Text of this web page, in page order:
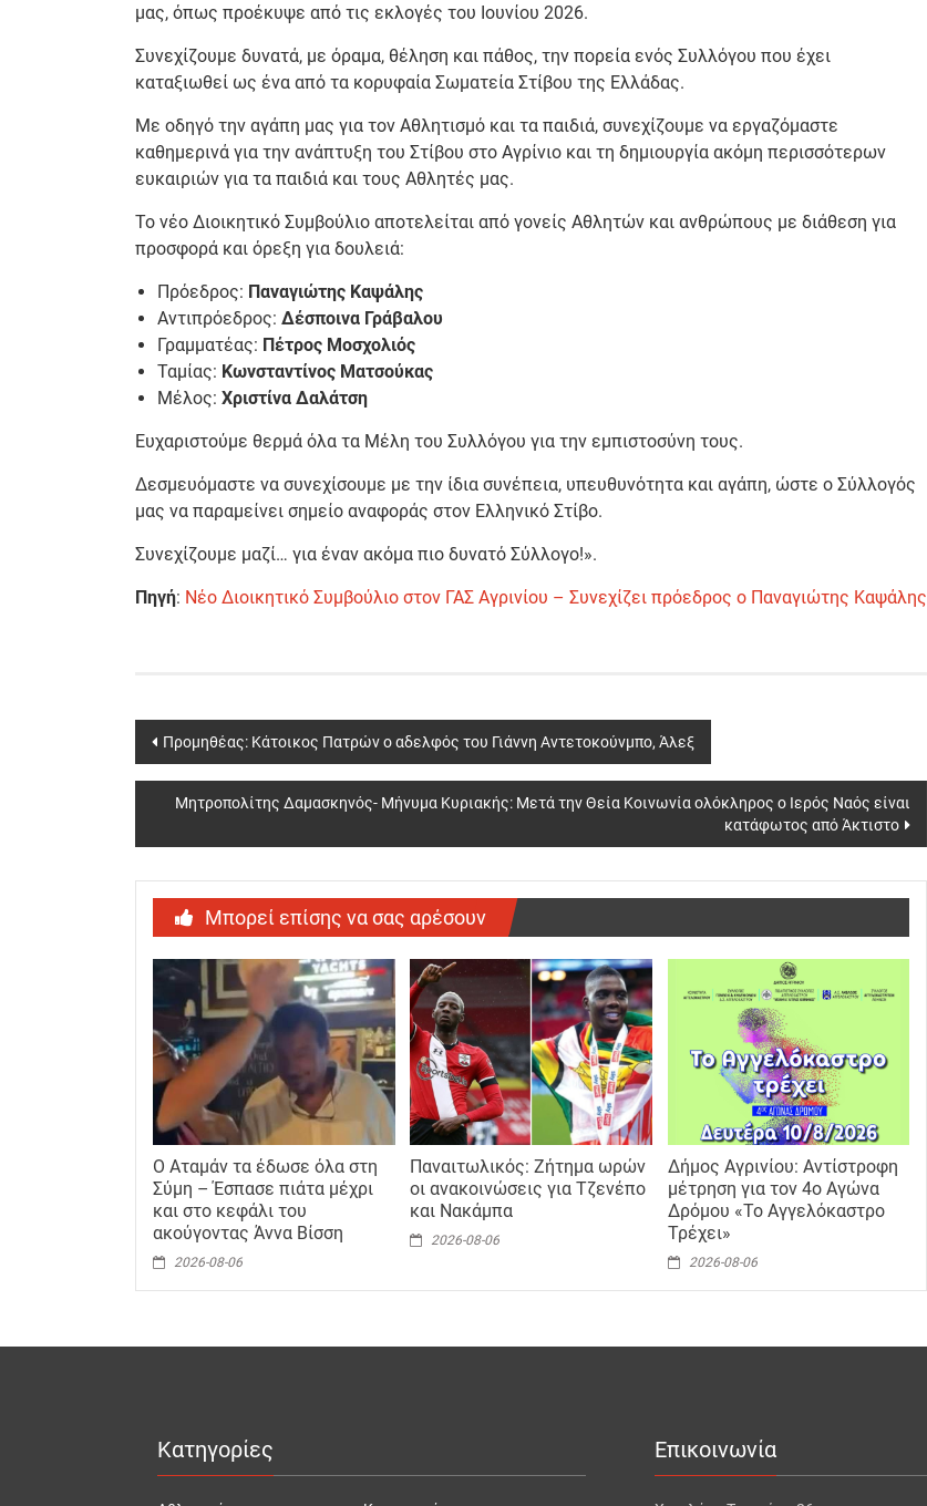
μας, όπως προέκυψε από τις εκλογές του Ιουνίου 2026.
Συνεχίζουμε δυνατά, με όραμα, θέληση και πάθος, την πορεία ενός Συλλόγου που έχει
καταξιωθεί ως ένα από τα κορυφαία Σωματεία Στίβου της Ελλάδας.
Με οδηγό την αγάπη μας για τον Αθλητισμό και τα παιδιά, συνεχίζουμε να εργαζόμαστε
καθημερινά για την ανάπτυξη του Στίβου στο Αγρίνιο και τη δημιουργία ακόμη περισσότερων
ευκαιριών για τα παιδιά και τους Αθλητές μας.
Το νέο Διοικητικό Συμβούλιο αποτελείται από γονείς Αθλητών και ανθρώπους με διάθεση για
προσφορά και όρεξη για δουλειά:
Πρόεδρος: Παναγιώτης Καψάλης
Αντιπρόεδρος: Δέσποινα Γράβαλου
Γραμματέας: Πέτρος Μοσχολιός
Ταμίας: Κωνσταντίνος Ματσούκας
Μέλος: Χριστίνα Δαλάτση
Ευχαριστούμε θερμά όλα τα Μέλη του Συλλόγου για την εμπιστοσύνη τους.
Δεσμευόμαστε να συνεχίσουμε με την ίδια συνέπεια, υπευθυνότητα και αγάπη, ώστε ο Σύλλογός
μας να παραμείνει σημείο αναφοράς στον Ελληνικό Στίβο.
Συνεχίζουμε μαζί… για έναν ακόμα πιο δυνατό Σύλλογο!».
Πηγή: Νέο Διοικητικό Συμβούλιο στον ΓΑΣ Αγρινίου – Συνεχίζει πρόεδρος ο Παναγιώτης Καψάλης
Post
navigation
Προμηθέας: Κάτοικος Πατρών ο αδελφός του Γιάννη Αντετοκούνμπο, Άλεξ
Μητροπολίτης Δαμασκηνός- Μήνυμα Κυριακής: Μετά την Θεία Κοινωνία ολόκληρος ο Ιερός Ναός είναι
κατάφωτος από Άκτιστο
Μπορεί επίσης να σας αρέσουν
Ο Αταμάν τα έδωσε όλα στη
Σύμη – Έσπασε πιάτα μέχρι
και στο κεφάλι του
ακούγοντας Άννα Βίσση
2026-08-06
Παναιτωλικός: Ζήτημα ωρών
οι ανακοινώσεις για Τζενέπο
και Νακάμπα
2026-08-06
Δήμος Αγρινίου: Αντίστροφη
μέτρηση για τον 4ο Αγώνα
Δρόμου «Το Αγγελόκαστρο
Τρέχει»
2026-08-06
Κατηγορίες Επικοινωνία